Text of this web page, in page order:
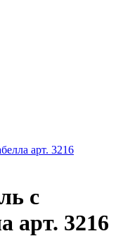
с
арт. 3216